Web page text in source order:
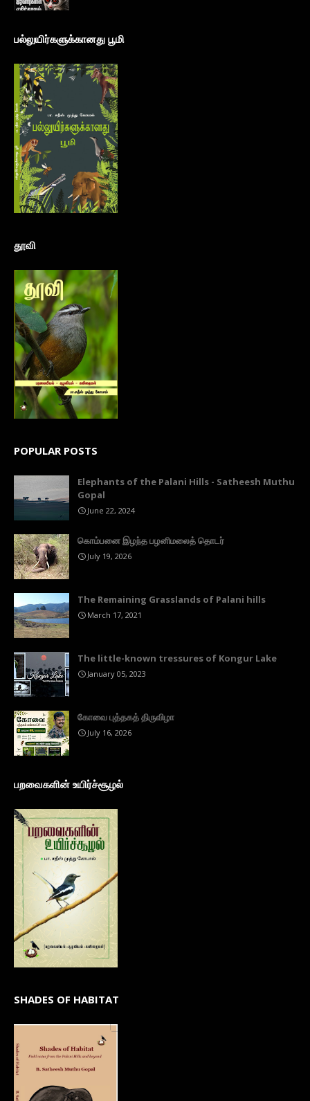
பல்லுயிர்களுக்கானது பூமி
தூவி
POPULAR POSTS
Elephants of the Palani Hills - Satheesh Muthu
Gopal
June 22, 2024
கொம்பனை இழந்த பழனிமலைத் தொடர்
July 19, 2026
The Remaining Grasslands of Palani hills
March 17, 2021
The little-known tressures of Kongur Lake
January 05, 2023
கோவை புத்தகத் திருவிழா
July 16, 2026
பறவைகளின் உயிர்ச்சூழல்
SHADES OF HABITAT